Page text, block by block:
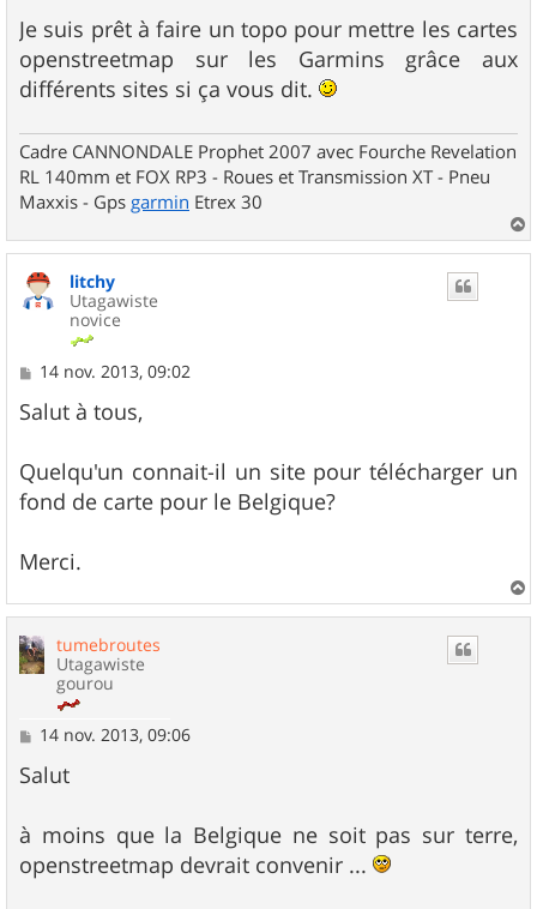
Je suis prêt à faire un topo pour mettre les cartes
openstreetmap sur les Garmins grâce aux
différents sites si ça vous dit.
Cadre CANNONDALE Prophet 2007 avec Fourche Revelation
RL 140mm et FOX RP3 - Roues et Transmission XT - Pneu
Maxxis - Gps garmin Etrex 30
a
u
litchy
Utagawiste
novice
M
s
s
g
e
14 nov. 2013, 09:02
Salut à tous,
Quelqu'un connait-il un site pour télécharger un
fond de carte pour le Belgique?
Merci.
a
tumebroutes
Utagawiste
gourou
M
s
s
14 nov. 2013, 09:06
Salut
à moins que la Belgique ne soit pas sur terre,
openstreetmap devrait convenir ...